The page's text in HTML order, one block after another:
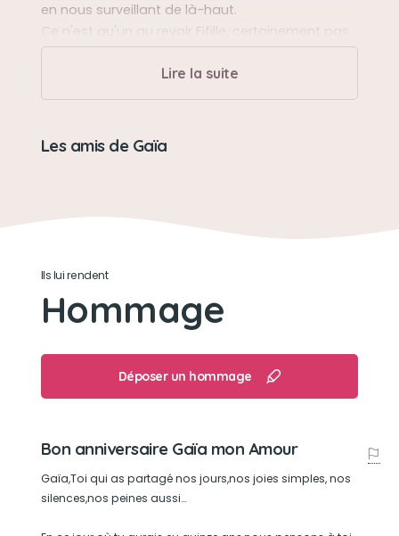
en nous surveillant de là-haut.
Ce n'est qu'un au revoir Fifille, certainement pas
un adieu.
Sa bêtise préférée
draps... Mais rien de bien méchant 🤗
Son caractère
Un amour de chien tout simplement ❤️
Son jouet préféré
Ses peluches : Doudou & Fanfan
Lire la suite
Les amis de Gaïa
Ils lui rendent
Hommage
Déposer un hommage
Bon anniversaire Gaïa mon Amour
Gaïa,Toi qui as partagé nos jours,nos joies simples, nos
silences,nos peines aussi…